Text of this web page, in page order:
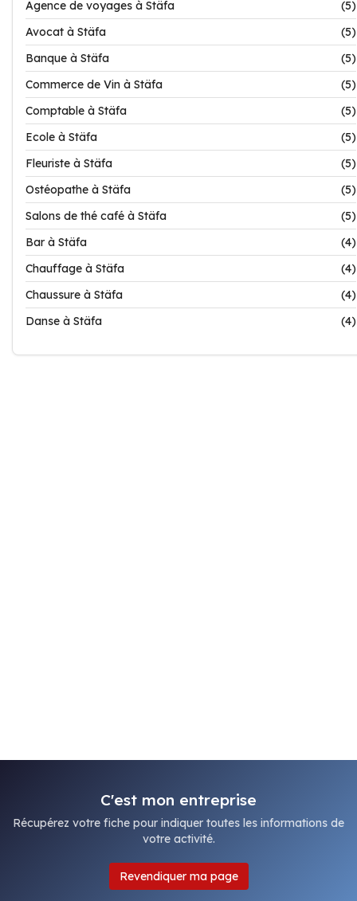
Agence de voyages à Stäfa
(5)
Avocat à Stäfa
(5)
Banque à Stäfa
(5)
Commerce de Vin à Stäfa
(5)
Comptable à Stäfa
(5)
Ecole à Stäfa
(5)
Fleuriste à Stäfa
(5)
Ostéopathe à Stäfa
(5)
Salons de thé café à Stäfa
(5)
Bar à Stäfa
(4)
Chauffage à Stäfa
(4)
Chaussure à Stäfa
(4)
Danse à Stäfa
(4)
C'est mon entreprise
Récupérez votre fiche pour indiquer toutes les informations de
votre activité.
Revendiquer ma page